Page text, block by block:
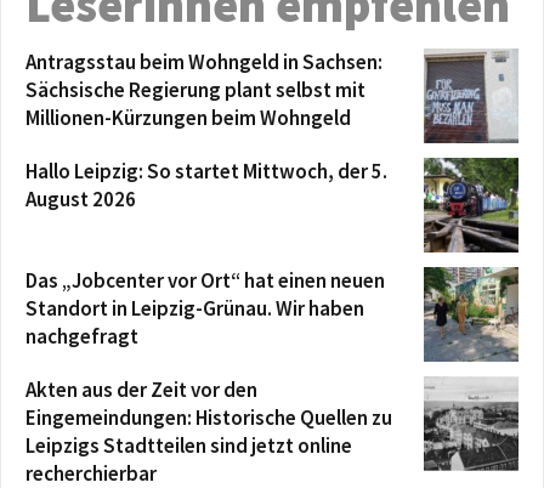
Antragsstau beim Wohngeld in Sachsen:
Sächsische Regierung plant selbst mit
Millionen-Kürzungen beim Wohngeld
Hallo Leipzig: So startet Mittwoch, der 5.
August 2026
Das „Jobcenter vor Ort“ hat einen neuen
Standort in Leipzig-Grünau. Wir haben
nachgefragt
Akten aus der Zeit vor den
Eingemeindungen: Historische Quellen zu
Leipzigs Stadtteilen sind jetzt online
recherchierbar